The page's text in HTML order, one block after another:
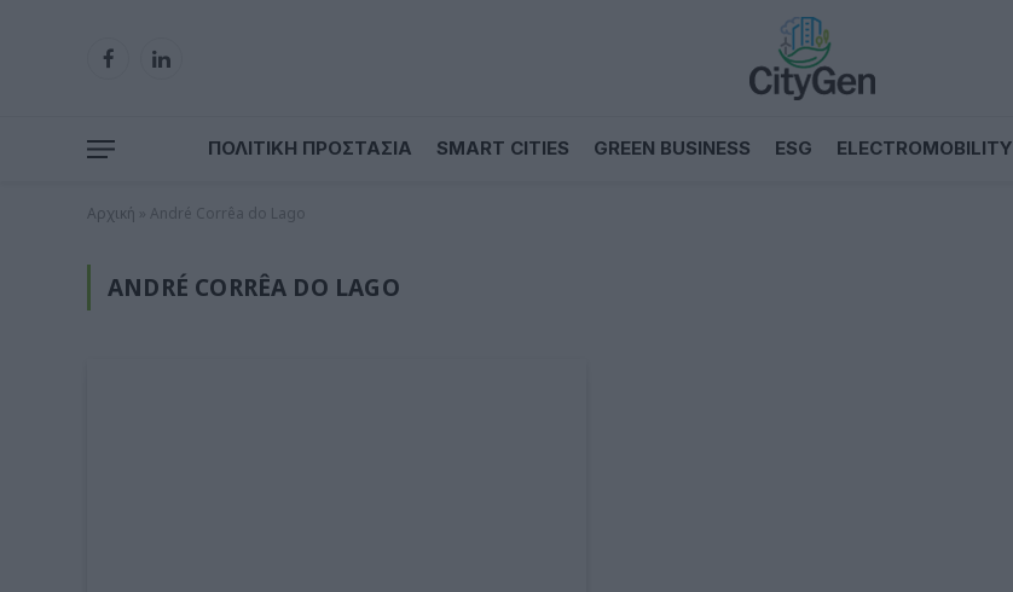
FacebookLinkedIn
ΠΟΛΙΤΙΚΗ ΠΡΟΣΤΑΣΙΑ SMART CITIES GREEN BUSINESS ESG ELECTROMOBILITY
Αρχική André Corrêa do Lago
ANDRÉ CORRÊA DO LAGO